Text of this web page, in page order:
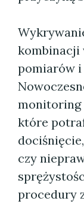
kombinacji
pomiarów i
monitoring
które
czy
procedury